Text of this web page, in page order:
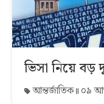
ভিসা নিয়ে বড়
আন্তর্জাতিক ০৯